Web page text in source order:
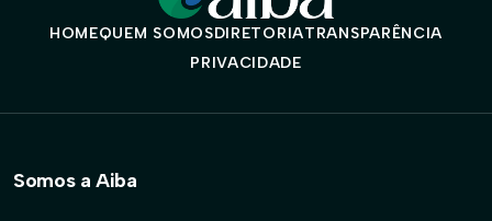
HOMEQUEM SOMOSDIRETORIATRANSPARÊNCIA
PRIVACIDADE
Somos a Aiba